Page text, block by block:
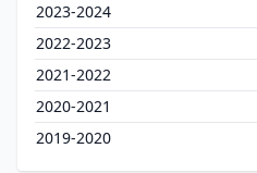
2023-2024
2022-2023
2021-2022
2020-2021
2019-2020